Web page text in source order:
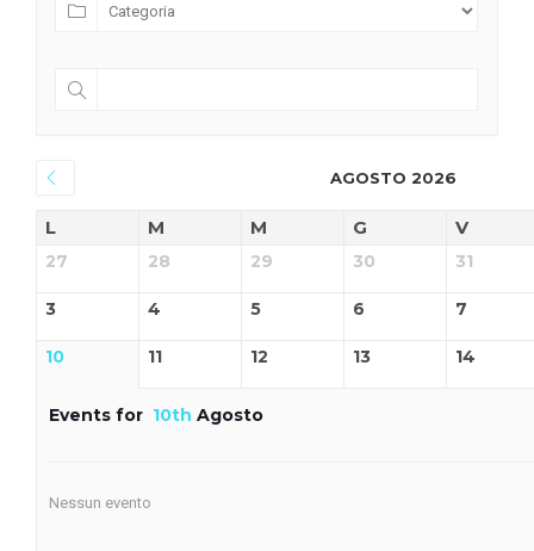
AGOSTO 2026
L M M G V
27 28 29 30 31
3 4 5 6 7
10 11 12 13 14
Events for 10th Agosto
Nessun evento